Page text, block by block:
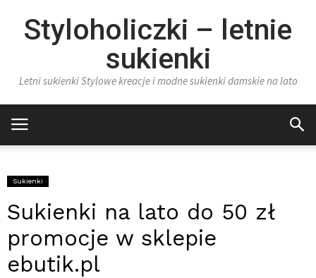
Styloholiczki – letnie
sukienki
Letni sukienki Stylowe kreacje i modne sukienki damskie na lato
Sukienki
Sukienki na lato do 50 zł
promocje w sklepie
ebutik.pl